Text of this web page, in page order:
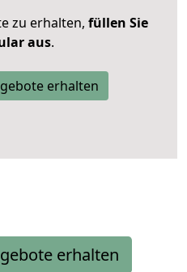
zu erhalten, füllen Sie
aus.
erhalten
erhalten